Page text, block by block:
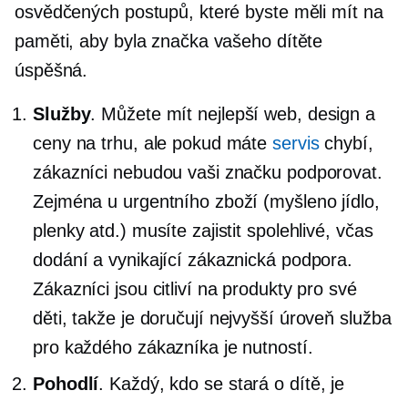
osvědčených postupů, které byste měli mít na
paměti, aby byla značka vašeho dítěte
úspěšná.
Služby. Můžete mít nejlepší web, design a
ceny na trhu, ale pokud máteservischybí,
zákazníci nebudou vaši značku podporovat.
Zejména u urgentního zboží (myšleno jídlo,
plenky atd.) musíte zajistit spolehlivé, včas
dodání a vynikající zákaznická podpora.
Zákazníci jsou citliví na produkty pro své
děti, takže je doručují nejvyšší úroveň služba
pro každého zákazníka je nutností.
Pohodlí. Každý, kdo se stará o dítě, je